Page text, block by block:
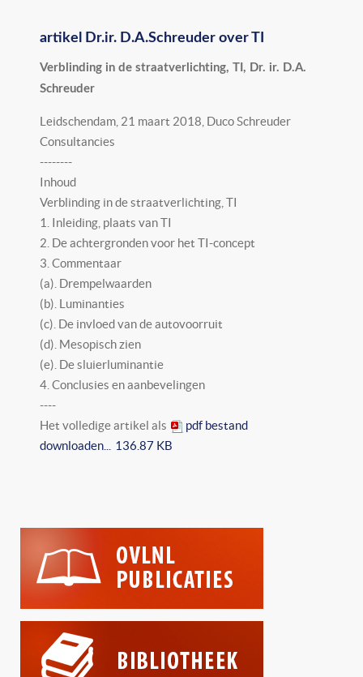
artikel Dr.ir. D.A.Schreuder over TI
Verblinding in de straatverlichting, TI, Dr. ir. D.A.
Schreuder
Leidschendam, 21 maart 2018, Duco Schreuder
Consultancies
--------
Inhoud
Verblinding in de straatverlichting, TI
1. Inleiding, plaats van TI
2. De achtergronden voor het TI-concept
3. Commentaar
(a). Drempelwaarden
(b). Luminanties
(c). De invloed van de autovoorruit
(d). Mesopisch zien
(e). De sluierluminantie
4. Conclusies en aanbevelingen
----
Het volledige artikel als
pdf bestand
downloaden...
136.87 KB